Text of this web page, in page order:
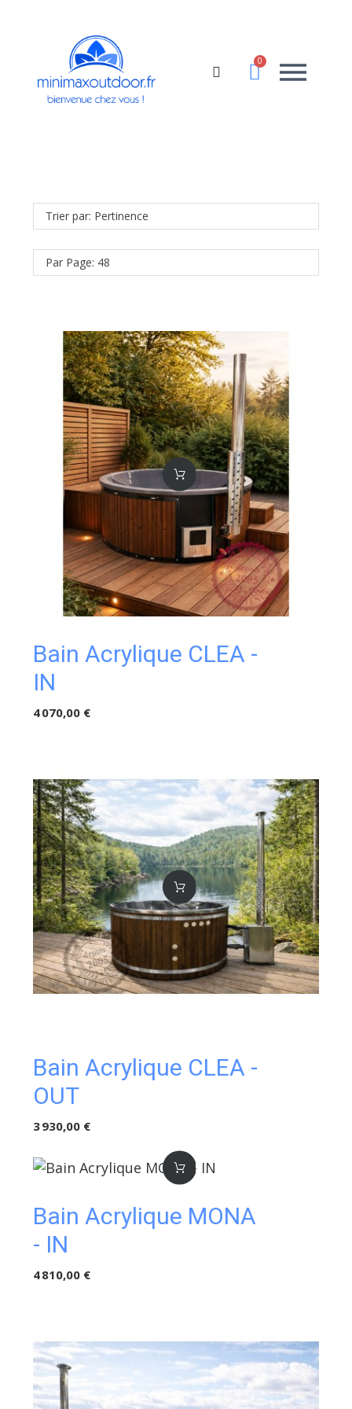
Trier par: Pertinence
Par Page: 48
Bain Acrylique CLEA -
IN
4 070,00 €
Bain Acrylique CLEA -
OUT
3 930,00 €
Bain Acrylique MONA
- IN
4 810,00 €